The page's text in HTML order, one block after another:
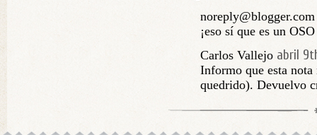
¡eso sí que es un
Carlos Vallejo abril
Informo que esta
quedrido). Devuelvo